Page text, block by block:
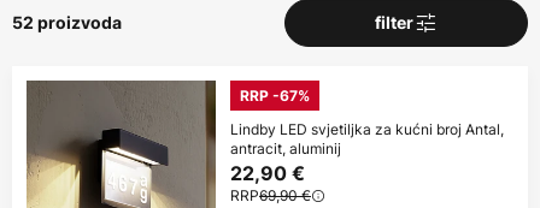
52 proizvoda filter
RRP -67%
Lindby LED svjetiljka za kućni broj Antal,
antracit, aluminij
22,90 €
RRP69,90 €